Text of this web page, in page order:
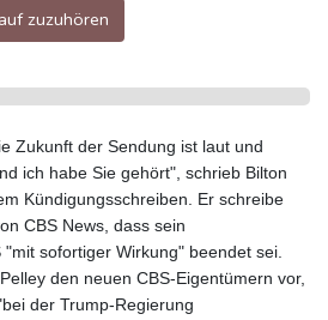
zuzuhören
Zukunft der Sendung ist laut und
ich habe Sie gehört", schrieb Bilton
Kündigungsschreiben. Er schreibe
CBS News, dass sein
sofortiger Wirkung" beendet sei.
den neuen CBS-Eigentümern vor,
der Trump-Regierung